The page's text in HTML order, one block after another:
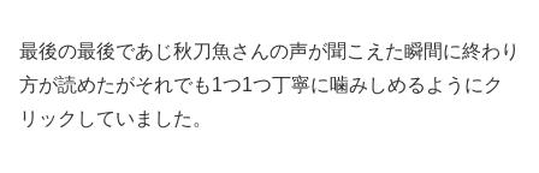
最後の最後であじ秋刀魚さんの声が聞こえた瞬間に終わり
方が読めたがそれでも1つ1つ丁寧に噛みしめるようにク
リックしていました。